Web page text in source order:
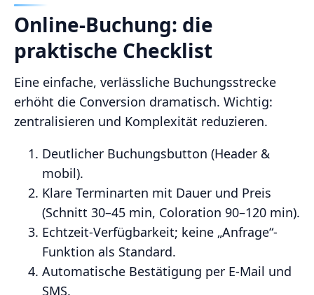
Online-Buchung: die
praktische Checklist
Eine einfache, verlässliche Buchungsstrecke
erhöht die Conversion dramatisch. Wichtig:
zentralisieren und Komplexität reduzieren.
Deutlicher Buchungsbutton (Header &
mobil).
Klare Terminarten mit Dauer und Preis
(Schnitt 30–45 min, Coloration 90–120 min).
Echtzeit‑Verfügbarkeit; keine „Anfrage“-
Funktion als Standard.
Automatische Bestätigung per E‑Mail und
SMS.